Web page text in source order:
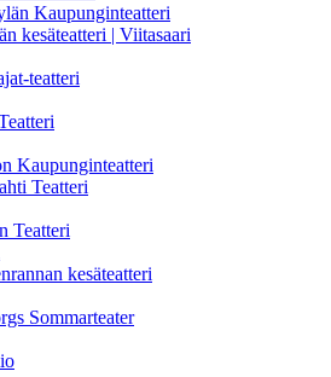
Kaupunginteatteri
kesäteatteri | Viitasaari
teatteri
Kaupunginteatteri
Teatteri
Teatteri
kesäteatteri
Sommarteater